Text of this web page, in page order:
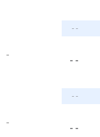
- -
-
- -
- -
-
- -